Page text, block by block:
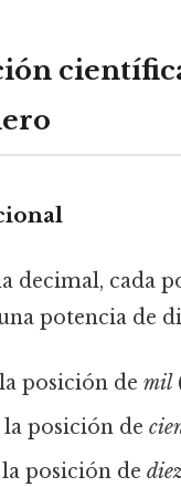
decimal, cada
potencia de
la posición demil
la posición de
la posición de